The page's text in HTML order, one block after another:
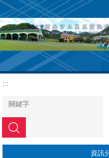
跳
到
主
要
容
區
:::
搜尋
資訊